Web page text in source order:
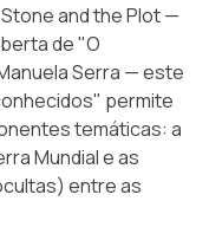
and the Plot—
de "O
Serra — este
permite
temáticas: a
Mundial e as
entre as